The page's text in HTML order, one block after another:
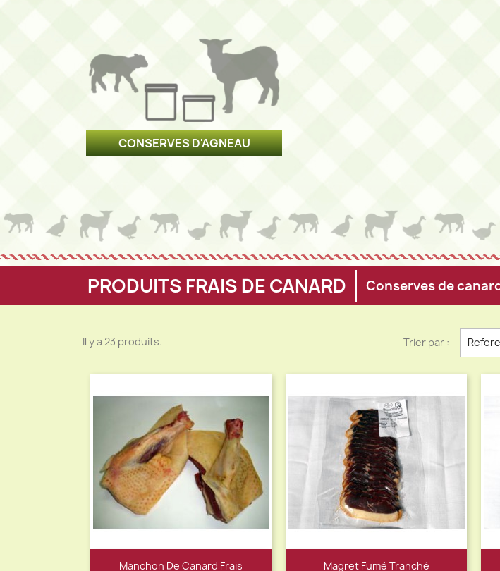
CONSERVES D'AGNEAU
PRODUITS FRAIS DE CANARD Conserves de
Il y a 23 produits. Trier par :
Manchon De Canard Frais
Aperçu rapide Magret Fumé Tranché
Aperçu rapide